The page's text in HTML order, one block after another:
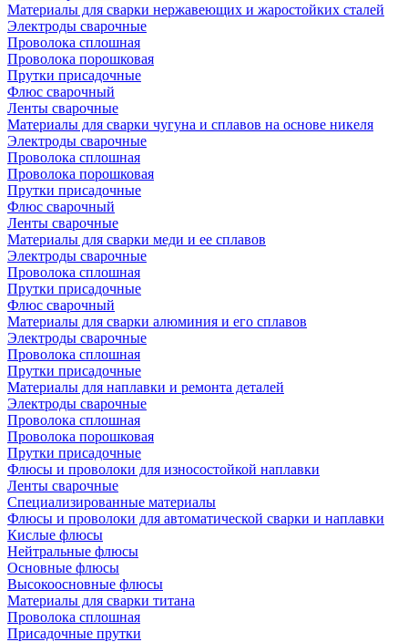
Материалы для сварки нержавеющих и жаростойких сталей
Электроды сварочные
Проволока сплошная
Проволока порошковая
Прутки присадочные
Флюс сварочный
Ленты сварочные
Материалы для сварки чугуна и сплавов на основе никеля
Электроды сварочные
Проволока сплошная
Проволока порошковая
Прутки присадочные
Флюс сварочный
Ленты сварочные
Материалы для сварки меди и ее сплавов
Электроды сварочные
Проволока сплошная
Прутки присадочные
Флюс сварочный
Материалы для сварки алюминия и его сплавов
Электроды сварочные
Проволока сплошная
Прутки присадочные
Материалы для наплавки и ремонта деталей
Электроды сварочные
Проволока сплошная
Проволока порошковая
Прутки присадочные
Флюсы и проволоки для износостойкой наплавки
Ленты сварочные
Специализированные материалы
Флюсы и проволоки для автоматической сварки и наплавки
Кислые флюсы
Нейтральные флюсы
Основные флюсы
Высокоосновные флюсы
Материалы для сварки титана
Проволока сплошная
Присадочные прутки